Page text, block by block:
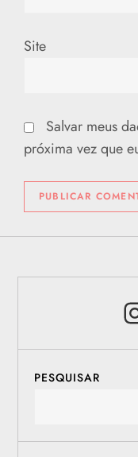
Site
Salvar meus
próxima vez que
PESQUISAR